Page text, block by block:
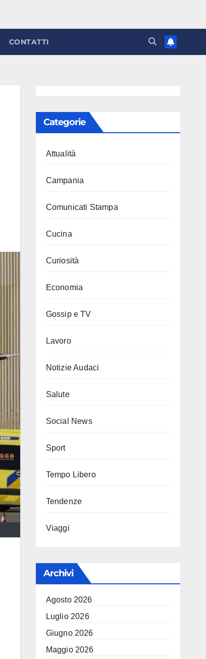
CONTATTI
Categorie
Attualità
Campania
Comunicati Stampa
Cucina
Curiosità
Economia
Gossip e TV
Lavoro
Notizie Audaci
Salute
Social News
Sport
Tempo Libero
Tendenze
Viaggi
Archivi
Agosto 2026
Luglio 2026
Giugno 2026
Maggio 2026